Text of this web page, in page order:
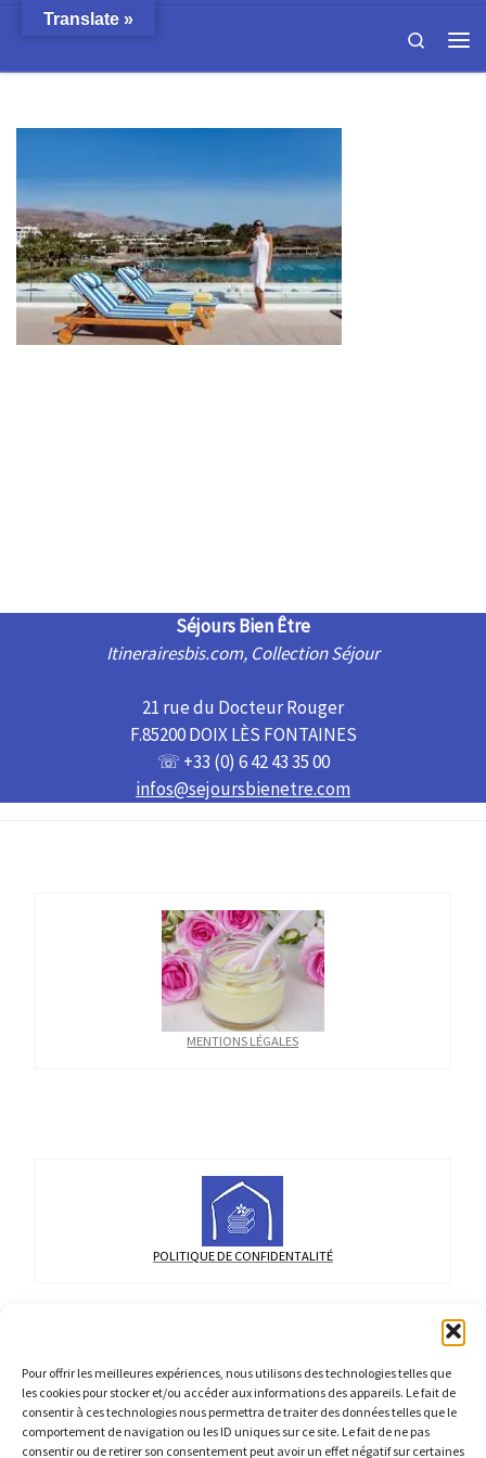
Pour offrir les meilleures expériences, nous utilisons des technologies telles que
les cookies pour stocker et/ou accéder aux informations des appareils. Le fait de
consentir à ces technologies nous permettra de traiter des données telles que le
comportement de navigation ou les ID uniques sur ce site. Le fait de ne pas
consentir ou de retirer son consentement peut avoir un effet négatif sur certaines
Passer au contenu
Search
Séjours Bien Être
Itinerairesbis.com, Collection Séjour
21 rue du Docteur Rouger
F.85200 DOIX LÈS FONTAINES
☏ +33 (0) 6 42 43 35 00
infos@sejoursbienetre.com
MENTIONS LÉGALES
POLITIQUE DE CONFIDENTALITÉ
La beauté touche les sens
et le beau touche l'âme.
Translate »